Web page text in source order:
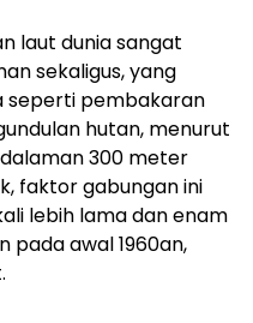
laut dunia sangat
sekaligus, yang
seperti pembakaran
hutan, menurut
300 meter
faktor gabungan ini
lebih lama dan enam
pada awal 1960an,